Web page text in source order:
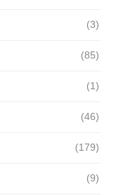
(3)
(85)
(1)
(46)
(179)
(9)